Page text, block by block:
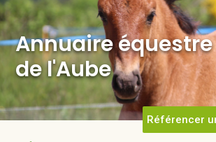
Annuaire équestre
de l'Aube
Référencer